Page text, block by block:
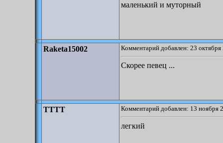
маленький и муторный
Raketa15002 Комментарий добавлен: 23
Скорее певец ...
TTTT Комментарий добавлен: 13 ноября
легкий